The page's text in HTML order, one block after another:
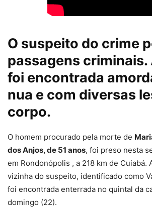
O suspeito do crime
passagens criminais.
foi encontrada
nua e com diversas
corpo.
O homem procurado pela morte de
dos Anjos, de 51 anos, foi preso nesta
em Rondonópolis , a 218 km de Cuiabá.
vizinha do suspeito, identificado como
foi encontrada enterrada no quintal da
domingo (22).